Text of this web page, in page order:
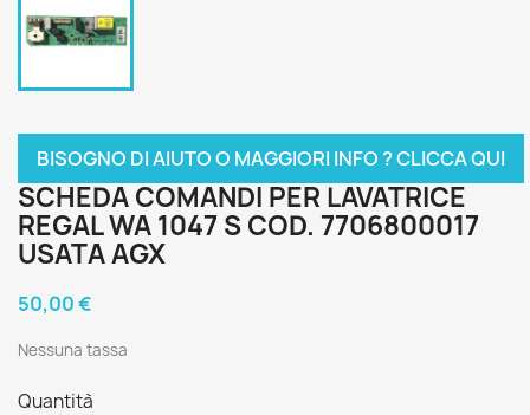
BISOGNO DI AIUTO O MAGGIORI INFO ? CLICCA QUI
SCHEDA COMANDI PER LAVATRICE
REGAL WA 1047 S COD. 7706800017
USATA AGX
50,00 €
Nessuna tassa
Quantità